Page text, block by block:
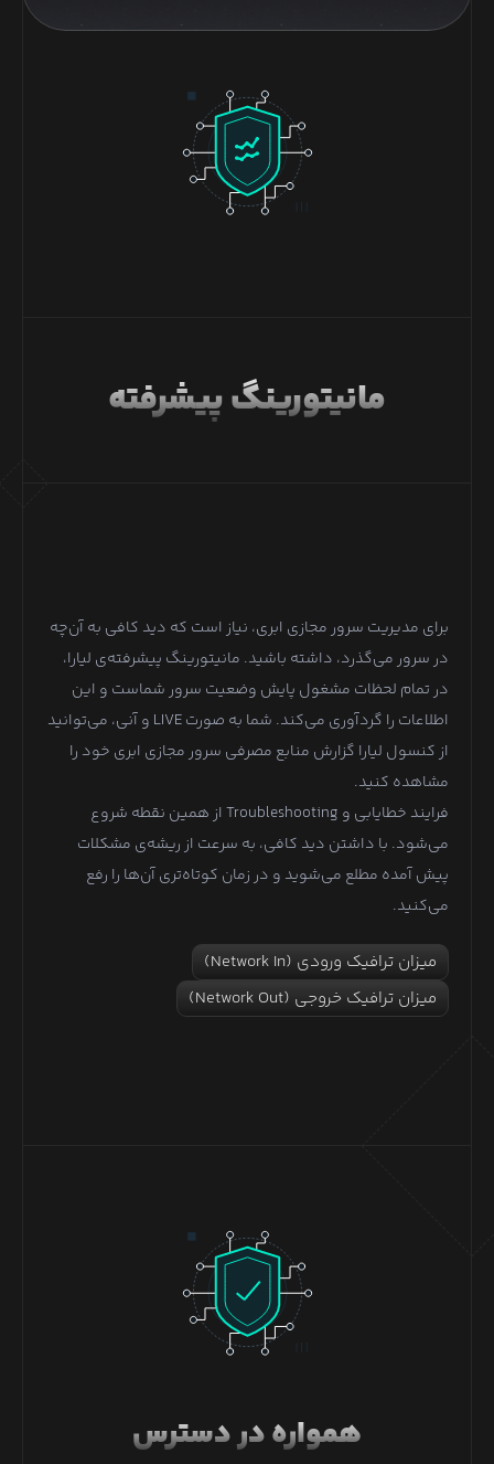
مانیتورینگ پیشرفته
برای مدیریت سرور مجازی ابری، نیاز است که دید کافی به آن‌چه
در سرور می‌گذرد، داشته باشید. مانیتورینگ پیشرفته‌ی لیارا،
در تمام لحظات مشغول پایش وضعیت سرور شماست و این
اطلاعات را گردآوری می‌کند. شما به صورت LIVE و آنی، می‌توانید
از کنسول لیارا گزارش منابع مصرفی سرور مجازی ابری خود را
مشاهده کنید.
فرایند خطایابی و Troubleshooting از همین نقطه شروع
می‌شود. با داشتن دید کافی، به سرعت از ریشه‌ی مشکلات
پیش آمده مطلع می‌شوید و در زمان کوتاه‌تری آن‌ها را رفع
می‌کنید.
میزان ترافیک ورودی (Network In)
میزان ترافیک خروجی (Network Out)
همواره در دسترس